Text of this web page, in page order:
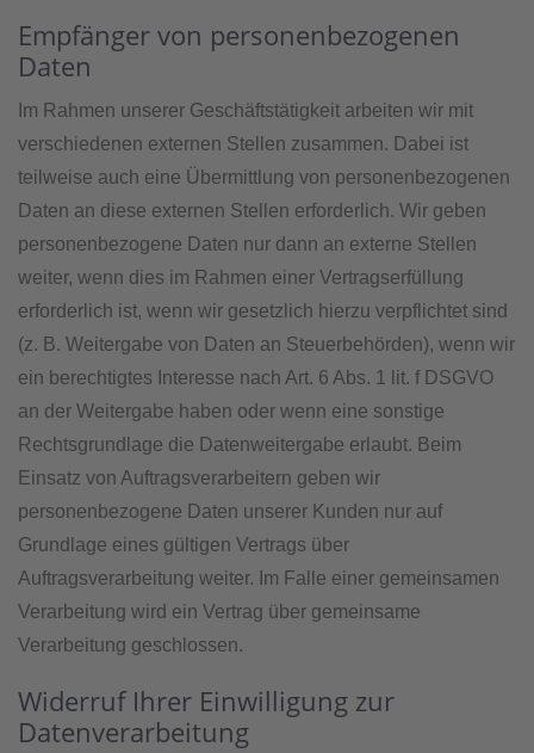
Empfänger von personenbezogenen
Daten
Im Rahmen unserer Geschäftstätigkeit arbeiten wir mit
verschiedenen externen Stellen zusammen. Dabei ist
teilweise auch eine Übermittlung von personenbezogenen
Daten an diese externen Stellen erforderlich. Wir geben
personenbezogene Daten nur dann an externe Stellen
weiter, wenn dies im Rahmen einer Vertragserfüllung
erforderlich ist, wenn wir gesetzlich hierzu verpflichtet sind
(z. B. Weitergabe von Daten an Steuerbehörden), wenn wir
ein berechtigtes Interesse nach Art. 6 Abs. 1 lit. f DSGVO
an der Weitergabe haben oder wenn eine sonstige
Rechtsgrundlage die Datenweitergabe erlaubt. Beim
Einsatz von Auftragsverarbeitern geben wir
personenbezogene Daten unserer Kunden nur auf
Grundlage eines gültigen Vertrags über
Auftragsverarbeitung weiter. Im Falle einer gemeinsamen
Verarbeitung wird ein Vertrag über gemeinsame
Verarbeitung geschlossen.
Widerruf Ihrer Einwilligung zur
Datenverarbeitung